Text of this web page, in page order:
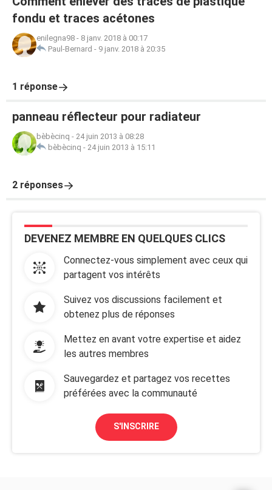
fondu et traces acétones
enilegna98 - 8 janv. 2018 à 00:17
Paul-Bernard - 9 janv. 2018 à 20:35
1 réponse
panneau réflecteur pour radiateur
bèbècinq - 24 juin 2013 à 08:28
bèbècinq - 24 juin 2013 à 15:11
2 réponses
DEVENEZ MEMBRE EN QUELQUES CLICS
Connectez-vous simplement avec ceux qui
partagent vos intérêts
Suivez vos discussions facilement et
obtenez plus de réponses
Mettez en avant votre expertise et aidez
les autres membres
Sauvegardez et partagez vos recettes
préférées avec la communauté
S'INSCRIRE